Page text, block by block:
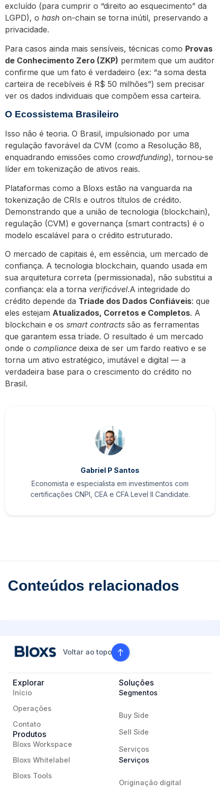
excluído (para cumprir o “direito ao esquecimento” da
LGPD), o hash on-chain se torna inútil, preservando a
privacidade.
Para casos ainda mais sensíveis, técnicas como Provas
de Conhecimento Zero (ZKP) permitem que um auditor
confirme que um fato é verdadeiro (ex: “a soma desta
carteira de recebíveis é R$ 50 milhões”) sem precisar
ver os dados individuais que compõem essa carteira.
O Ecossistema Brasileiro
Isso não é teoria. O Brasil, impulsionado por uma
regulação favorável da CVM (como a Resolução 88,
enquadrando emissões como crowdfunding), tornou-se
líder em tokenização de ativos reais.
Plataformas como a Bloxs estão na vanguarda na
tokenização de CRIs e outros títulos de crédito.
Demonstrando que a união de tecnologia (blockchain),
regulação (CVM) e governança (smart contracts) é o
modelo escalável para o crédito estruturado.
O mercado de capitais é, em essência, um mercado de
confiança. A tecnologia blockchain, quando usada em
sua arquitetura correta (permissionada), não substitui a
confiança: ela a torna verificável.A integridade do
crédito depende da Tríade dos Dados Confiáveis: que
eles estejam Atualizados, Corretos e Completos. A
blockchain e os smart contracts são as ferramentas
que garantem essa tríade. O resultado é um mercado
onde o compliance deixa de ser um fardo reativo e se
torna um ativo estratégico, imutável e digital — a
verdadeira base para o crescimento do crédito no
Brasil.
Gabriel P Santos
Economista e especialista em investimentos com
certificações CNPI, CEA e CFA Level II Candidate.
Conteúdos relacionados
Voltar ao topo
Explorar
Início
Operações
Contato
Produtos
Bloxs Workspace
Bloxs Whitelabel
Bloxs Tools
Soluções
Segmentos
Buy Side
Sell Side
Serviços
Serviços
Originação digital